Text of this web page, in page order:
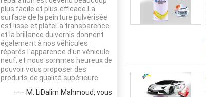
plus facile et plus efficace.La
surface de la peinture pulvérisée
est lisse et plateLa transparence
et la brillance du vernis donnent
également à nos véhicules
réparés l'apparence d'un véhicule
neuf, et nous sommes heureux de
pouvoir vous proposer des
produits de qualité supérieure.
—— M. LiDalim Mahmoud, vous